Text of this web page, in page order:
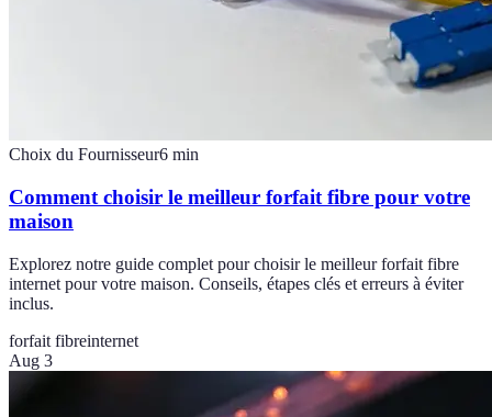
Choix du Fournisseur6 min
Comment choisir le meilleur forfait fibre pour votre
maison
Explorez notre guide complet pour choisir le meilleur forfait fibre
internet pour votre maison. Conseils, étapes clés et erreurs à éviter
inclus.
forfait fibreinternet
Aug 3